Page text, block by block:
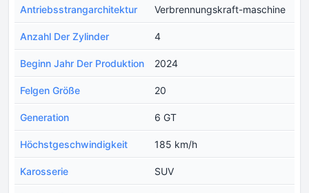
Antriebsstrangarchitektur Verbrennungskraft-maschine
Anzahl Der Zylinder 4
Beginn Jahr Der Produktion 2024
Felgen Größe 20
Generation 6 GT
Höchstgeschwindigkeit 185 km/h
Karosserie SUV